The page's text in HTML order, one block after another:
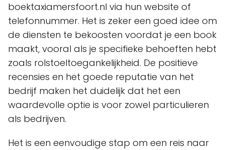
boektaxiamersfoort.nl via hun website of
telefonnummer. Het is zeker een goed idee om
de diensten te bekoosten voordat je een book
maakt, vooral als je specifieke behoeften hebt
zoals rolstoeltoegankelijkheid. De positieve
recensies en het goede reputatie van het
bedrijf maken het duidelijk dat het een
waardevolle optie is voor zowel particulieren
als bedrijven.
Het is een eenvoudige stap om een reis naar